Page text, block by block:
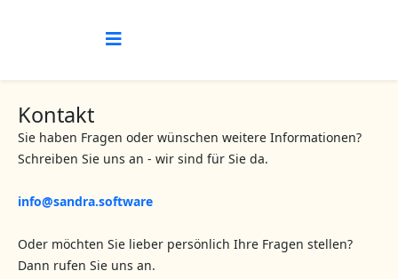
Kontakt
Sie haben Fragen oder wünschen weitere Informationen?
Schreiben Sie uns an - wir sind für Sie da.
info@sandra.software
Oder möchten Sie lieber persönlich Ihre Fragen stellen?
Dann rufen Sie uns an.